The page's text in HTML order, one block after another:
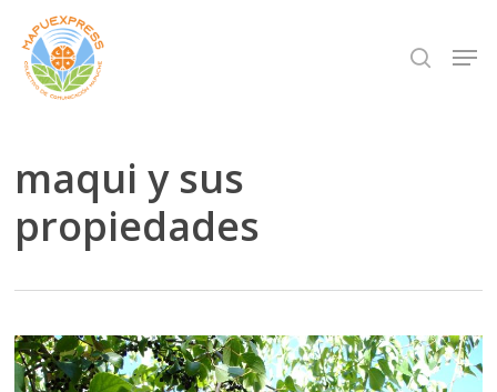
Skip
main
search
maqui y sus
propiedades
Close